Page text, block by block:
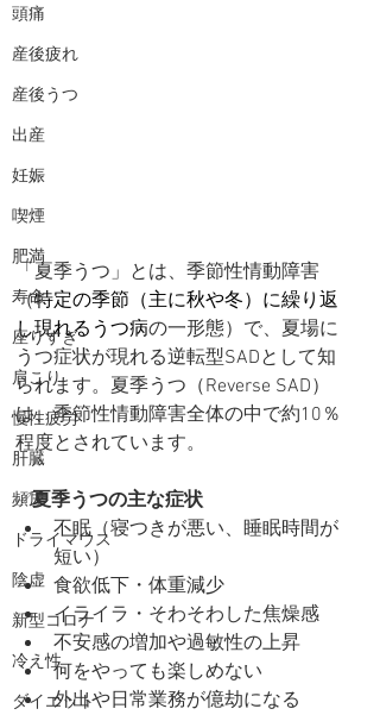
頭痛
産後疲れ
産後うつ
出産
妊娠
喫煙
肥満
寿命
座りすぎ
肩こり
慢性疲労
肝臓
頻尿
ドライマウス
陰虚
新型コロナ
冷え性
ダイエット
「夏季うつ」とは、季節性情動障害
（特定の季節（主に秋や冬）に繰り返
し現れるうつ病の一形態）で、夏場に
うつ症状が現れる逆転型SADとして知
られます。夏季うつ（Reverse SAD）
は、季節性情動障害全体の中で約10％
程度とされています。
✅夏季うつの主な症状
不眠（寝つきが悪い、睡眠時間が
短い）
食欲低下・体重減少
イライラ・そわそわした焦燥感
不安感の増加や過敏性の上昇
何をやっても楽しめない
外出や日常業務が億劫になる